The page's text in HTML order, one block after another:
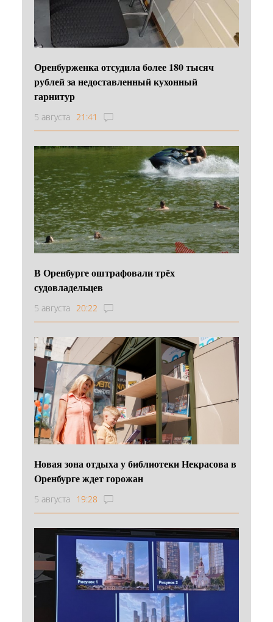
Оренбурженка отсудила более 180 тысяч
рублей за недоставленный кухонный
гарнитур
5 августа 21:41
В Оренбурге оштрафовали трёх
судовладельцев
5 августа 20:22
Новая зона отдыха у библиотеки Некрасова в
Оренбурге ждет горожан
5 августа 19:28